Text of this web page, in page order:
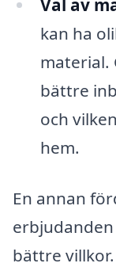
Val av
kan ha
material.
bättre
och
hem.
En annan
bättre